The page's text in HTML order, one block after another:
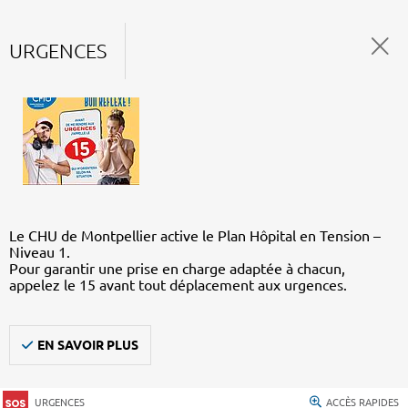
URGENCES
Le CHU de Montpellier active le Plan Hôpital en Tension –
Niveau 1.
Pour garantir une prise en charge adaptée à chacun,
appelez le 15 avant tout déplacement aux urgences.
EN SAVOIR PLUS
URGENCES ACCÈS RAPIDES